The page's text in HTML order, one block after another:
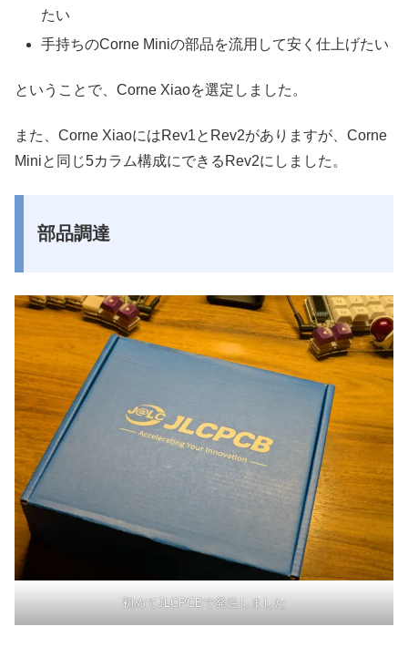
たい
手持ちのCorne Miniの部品を流用して安く仕上げたい
ということで、Corne Xiaoを選定しました。
また、Corne XiaoにはRev1とRev2がありますが、Corne
Miniと同じ5カラム構成にできるRev2にしました。
部品調達
初めてJLCPCBで発注しました